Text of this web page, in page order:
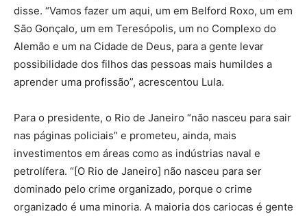
disse. “Vamos fazer um aqui, um em Belford Roxo, um em
São Gonçalo, um em Teresópolis, um no Complexo do
Alemão e um na Cidade de Deus, para a gente levar
possibilidade dos filhos das pessoas mais humildes a
aprender uma profissão”, acrescentou Lula.
Para o presidente, o Rio de Janeiro “não nasceu para sair
nas páginas policiais” e prometeu, ainda, mais
investimentos em áreas como as indústrias naval e
petrolífera. “[O Rio de Janeiro] não nasceu para ser
dominado pelo crime organizado, porque o crime
organizado é uma minoria. A maioria dos cariocas é gente